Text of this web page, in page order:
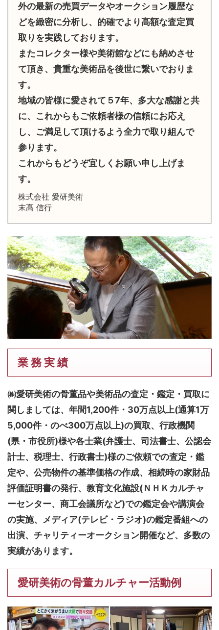
外の最新の売買データやオークション履歴な
どを緻密に分析し、的確でより高額な査定買
取りを実践しております。
またコレクター様や美術館などにも納めさせ
て頂き、貴重な美術品を後世に繋いでおりま
す。
地域の皆様に愛されて５7年、多大な感謝と共
に、これからもご依頼者様の信頼にお応え
し、ご満足して頂けるよう全力で取り組んで
参ります。
これからもどうぞ宜しくお願い申し上げま
す。
株式会社 愛研美術
末髙 信行
業 務 実 績
㈱愛研美術の骨董品や美術品の査定・鑑定・買取に
関しましては、 年間1,200件・30万点以上(通算1万
5,000件・のべ300万点以上)の買取、行政機関
(県・市役所)様や各士業(弁護士、司法書士、公認会
計士、税理士、行政書士)様のご依頼での査定・鑑
定や、公売物件の基準価格の作成、相続時の家財品
評価証明書の発行、教育文化施設(ＮＨＫカルチャ
ーセンター、商工会議所など)での鑑定会や講演会
の実施、メディア(テレビ・ラジオ)の鑑定番組への
出演、チャリティーオークション開催など、多数の
実績があります。
愛研美術の骨董カルチャー活動例